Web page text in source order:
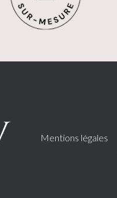
Mentions légales